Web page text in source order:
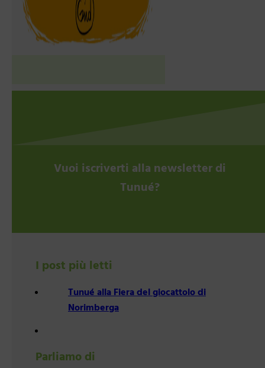
Vuoi iscriverti alla newsletter di
Tunué?
I post più letti
Tunué alla Fiera del giocattolo di
Norimberga
Parliamo di